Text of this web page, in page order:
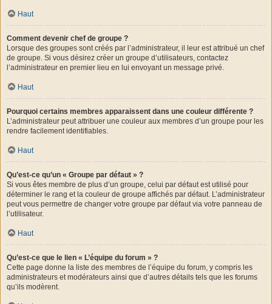
Haut
Comment devenir chef de groupe ?
Lorsque des groupes sont créés par l’administrateur, il leur est attribué un chef
de groupe. Si vous désirez créer un groupe d’utilisateurs, contactez
l’administrateur en premier lieu en lui envoyant un message privé.
Haut
Pourquoi certains membres apparaissent dans une couleur différente ?
L’administrateur peut attribuer une couleur aux membres d’un groupe pour les
rendre facilement identifiables.
Haut
Qu’est-ce qu’un « Groupe par défaut » ?
Si vous êtes membre de plus d’un groupe, celui par défaut est utilisé pour
déterminer le rang et la couleur de groupe affichés par défaut. L’administrateur
peut vous permettre de changer votre groupe par défaut via votre panneau de
l’utilisateur.
Haut
Qu’est-ce que le lien « L’équipe du forum » ?
Cette page donne la liste des membres de l’équipe du forum, y compris les
administrateurs et modérateurs ainsi que d’autres détails tels que les forums
qu’ils modèrent.